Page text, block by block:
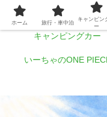
ホーム
キャンピングカー
いーちゃのONE
ホーム 旅行・車中泊
キャンピン
ー